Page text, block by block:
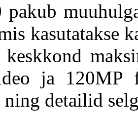
pakub
kasutatakse
ja 120MP
ning detailid